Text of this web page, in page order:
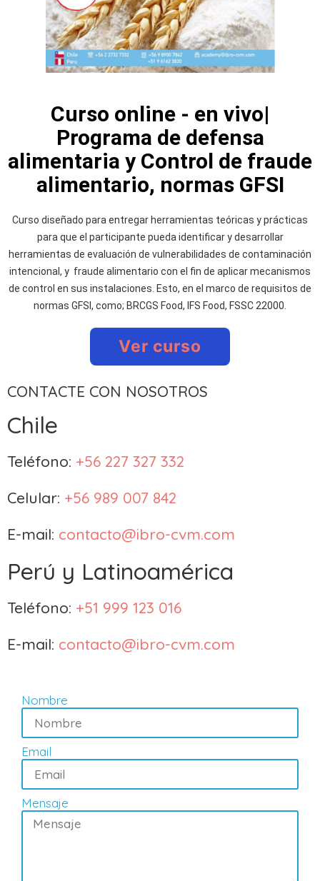
Curso online - en vivo|
Programa de defensa
alimentaria y Control de fraude
alimentario, normas GFSI
Curso diseñado para entregar herramientas teóricas y prácticas
para que el participante pueda identificar y desarrollar
herramientas de evaluación de vulnerabilidades de contaminación
intencional, y fraude alimentario con el fin de aplicar mecanismos
de control en sus instalaciones. Esto, en el marco de requisitos de
normas GFSI, como; BRCGS Food, IFS Food, FSSC 22000.
Ver curso
CONTACTE CON NOSOTROS
Chile
Teléfono: +56 227 327 332
Celular: +56 989 007 842
E-mail: contacto@ibro-cvm.com
Perú y Latinoamérica
Teléfono: +51 999 123 016
E-mail: contacto@ibro-cvm.com
Nombre
Email
Mensaje